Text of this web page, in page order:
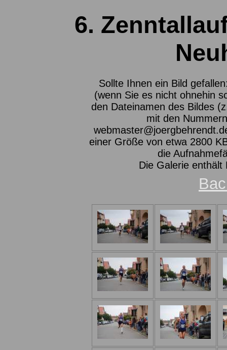
6.
Sollte Ihnen ein Bild
(wenn Sie es nicht ohnehin
den Dateinamen des Bildes
mit den
einer Größe von etwa 2800
die
Die Galerie enthält